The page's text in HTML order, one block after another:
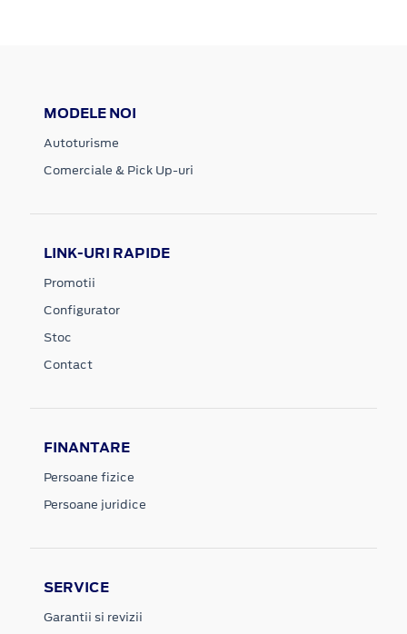
MODELE NOI
Autoturisme
Comerciale & Pick Up-uri
LINK-URI RAPIDE
Promotii
Configurator
Stoc
Contact
FINANTARE
Persoane fizice
Persoane juridice
SERVICE
Garantii si revizii